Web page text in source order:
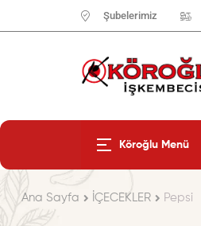
Şubelerimiz
Köroğlu Menü
Ana Sayfa İÇECEKLER Pepsi